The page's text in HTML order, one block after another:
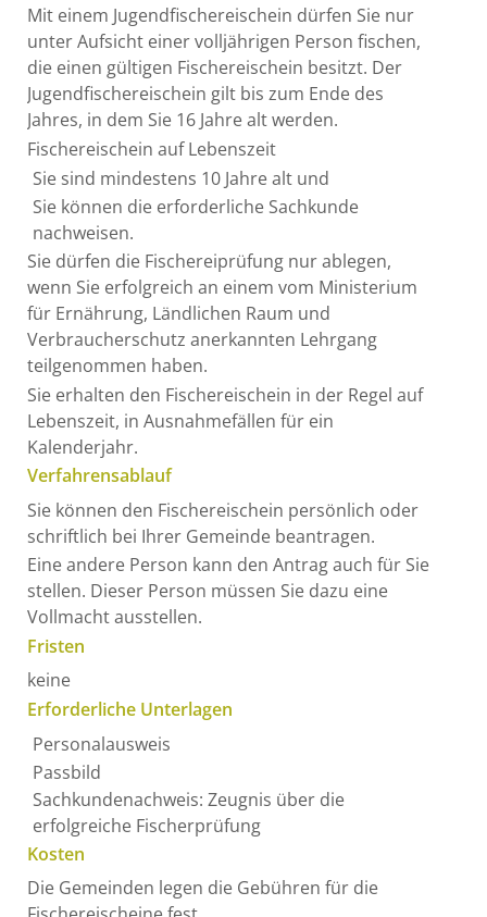
Mit einem Jugendfischereischein dürfen Sie nur
unter Aufsicht einer volljährigen Person fischen,
die einen gültigen Fischereischein besitzt. Der
Jugendfischereischein gilt bis zum Ende des
Jahres, in dem Sie 16 Jahre alt werden.
Fischereischein auf Lebenszeit
Sie sind mindestens 10 Jahre alt und
Sie können die erforderliche Sachkunde
nachweisen.
Sie dürfen die Fischereiprüfung nur ablegen,
wenn Sie erfolgreich an einem vom Ministerium
für Ernährung, Ländlichen Raum und
Verbraucherschutz anerkannten Lehrgang
teilgenommen haben.
Sie erhalten den Fischereischein in der Regel auf
Lebenszeit, in Ausnahmefällen für ein
Kalenderjahr.
Verfahrensablauf
Sie können den Fischereischein persönlich oder
schriftlich bei Ihrer Gemeinde beantragen.
Eine andere Person kann den Antrag auch für Sie
stellen. Dieser Person müssen Sie dazu eine
Vollmacht ausstellen.
Fristen
keine
Erforderliche Unterlagen
Personalausweis
Passbild
Sachkundenachweis: Zeugnis über die
erfolgreiche Fischerprüfung
Kosten
Die Gemeinden legen die Gebühren für die